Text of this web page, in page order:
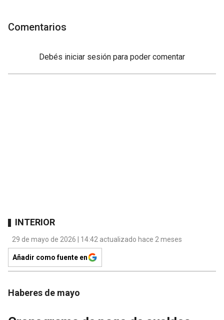
Comentarios
Debés iniciar sesión para poder comentar
INTERIOR
29 de mayo de 2026 | 14:42 actualizado hace 2 meses
Añadir como fuente en
Haberes de mayo